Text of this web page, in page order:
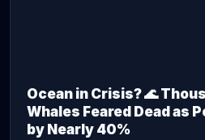
Ocean in Crisis? 🌊
Whales Feared Dead as
by Nearly 40%